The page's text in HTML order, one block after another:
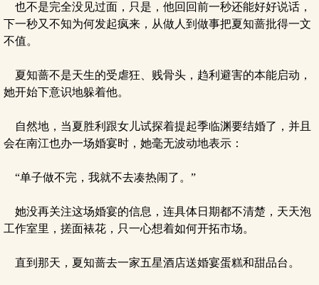
也不是完全没见过面，只是，他回回前一秒还能好好说话，
下一秒又不知为何发起疯来，从做人到做事把夏知蔷批得一文
不值。
夏知蔷不是天生的受虐狂、贱骨头，趋利避害的本能启动，
她开始下意识地躲着他。
自然地，当夏胜利跟女儿试探着提起季临渊要结婚了，并且
会在南江也办一场婚宴时，她毫无波动地表示：
“单子做不完，我就不去凑热闹了。”
她没再关注这场婚宴的信息，连具体日期都不清楚，天天泡
工作室里，搓面裱花，只一心想着如何开拓市场。
直到那天，夏知蔷去一家五星酒店送婚宴蛋糕和甜品台。